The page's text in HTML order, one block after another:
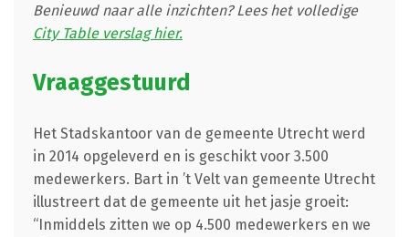
Benieuwd naar alle inzichten? Lees het volledige
City Table verslag hier.
Vraaggestuurd
Het Stadskantoor van de gemeente Utrecht werd
in 2014 opgeleverd en is geschikt voor 3.500
medewerkers. Bart in ’t Velt van gemeente Utrecht
illustreert dat de gemeente uit het jasje groeit:
“Inmiddels zitten we op 4.500 medewerkers en we